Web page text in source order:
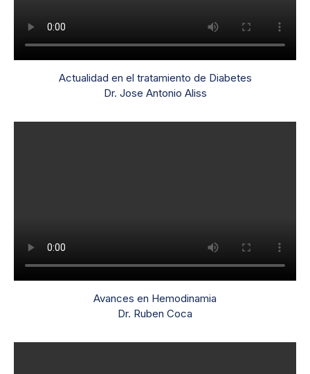
Actualidad en el tratamiento de Diabetes
Dr. Jose Antonio Aliss
Avances en Hemodinamia
Dr. Ruben Coca